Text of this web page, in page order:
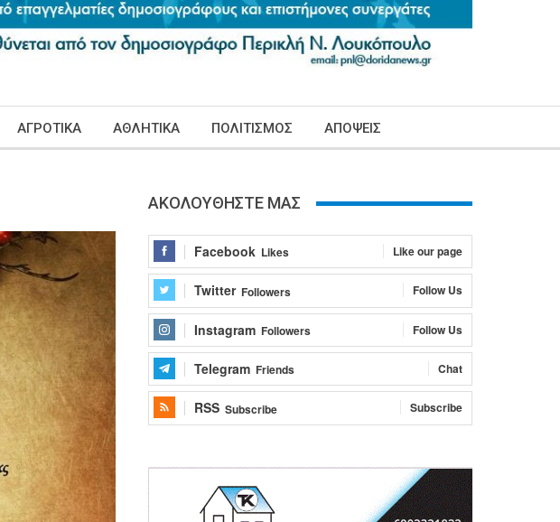
ΑΓΡΟΤΙΚΑ ΑΘΛΗΤΙΚΑ ΠΟΛΙΤΙΣΜΟΣ ΑΠΟΨΕΙΣ
ΑΚΟΛΟΥΘΗΣΤΕ ΜΑΣ
Facebook Likes Like our page
Twitter Followers Follow Us
Instagram Followers Follow Us
Telegram Friends Chat
RSS Subscribe Subscribe